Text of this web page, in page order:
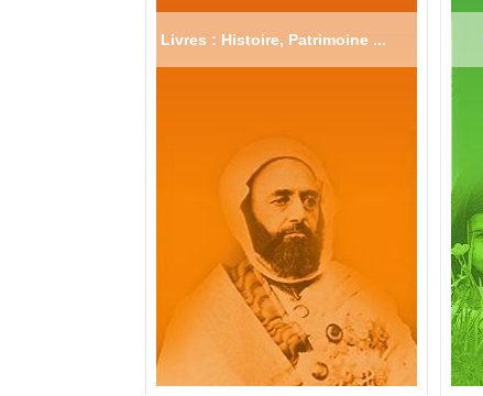
Livres : Histoire, Patrimoine ...